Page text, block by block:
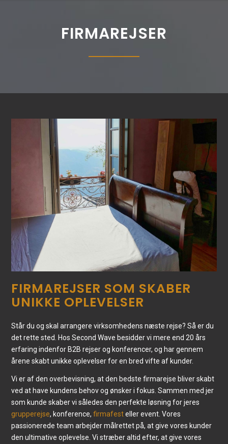
FIRMAREJSER
FIRMAREJSER SOM SKABER
UNIKKE OPLEVELSER
Står du og skal arrangere virksomhedens næste rejse? Så er du
det rette sted. Hos Second Wave besidder vi mere end 20 års
erfaring indenfor B2B rejser og konferencer, og har gennem
årene skabt unikke oplevelser for en bred vifte af kunder.
Vi er af den overbevisning, at den bedste firmarejse bliver skabt
ved at have kundens behov og ønsker i fokus. Sammen med jer
som kunde skaber vi således den perfekte løsning for jeres
grupperejse, konference,firmafesteller event. Vores
passionerede team arbejder målrettet på, at give vores kunder
den ultimative oplevelse. Vi stræber altid efter, at give vores